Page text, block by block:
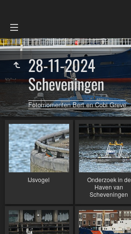
28-11-2024
Scheveningen
Fotomomenten Bert en Cobi Greve
IJsvogel
Onderzoek in de
Haven van
Scheveningen